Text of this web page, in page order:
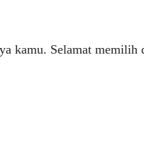
kamu. Selamat memilih